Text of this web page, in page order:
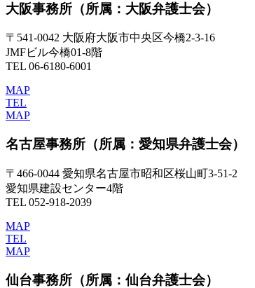
大阪事務所 （所属：大阪弁護士会）
〒541-0042 大阪府大阪市中央区今橋2-3-16
JMFビル今橋01-8階
TEL 06-6180-6001
MAP
TEL
MAP
名古屋事務所 （所属：愛知県弁護士会）
〒466-0044 愛知県名古屋市昭和区桜山町3-51-2
愛知県建設センター4階
TEL 052-918-2039
MAP
TEL
MAP
仙台事務所 （所属：仙台弁護士会）